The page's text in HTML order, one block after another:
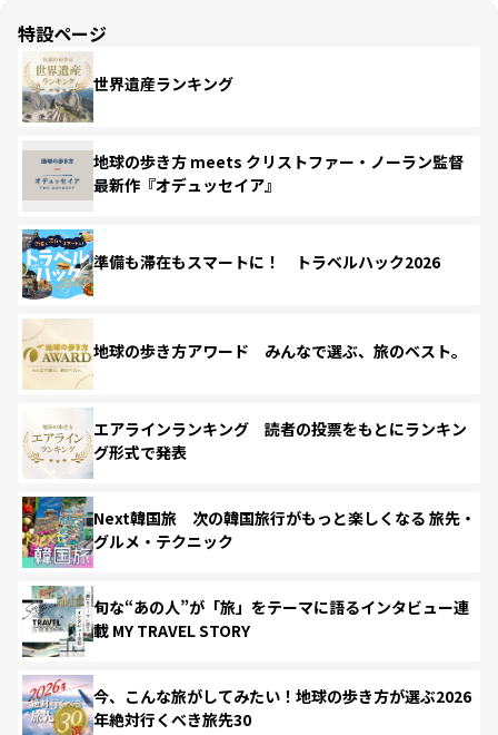
特設ページ
世界遺産ランキング
地球の歩き方 meets クリストファー・ノーラン監督
最新作『オデュッセイア』
準備も滞在もスマートに！ トラベルハック2026
地球の歩き方アワード みんなで選ぶ、旅のベスト。
エアラインランキング 読者の投票をもとにランキン
グ形式で発表
Next韓国旅 次の韓国旅行がもっと楽しくなる 旅先・
グルメ・テクニック
旬な“あの人”が「旅」をテーマに語るインタビュー連
載 MY TRAVEL STORY
今、こんな旅がしてみたい！地球の歩き方が選ぶ2026
年絶対行くべき旅先30